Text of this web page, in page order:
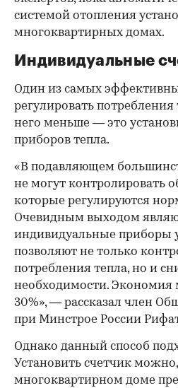
системой отопления
многоквартирных домах.
Индивидуальные
Один из самых
регулировать потребления
него меньше — это
приборов тепла.
«В подавляющем
не могут контролировать
которые регулируются
Очевидным выходом
индивидуальные приборы
позволяют не только
потребления тепла, но и
необходимости. Экономия
30%», — рассказал член
при Минстрое России
Однако данный способ
Установить счетчик
многоквартирном доме